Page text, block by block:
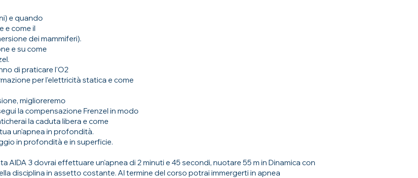
e quando
e come il
dei mammiferi).
e su come
di praticare l'O2
per l'elettricità statica e come
miglioreremo
la compensazione Frenzel in modo
la caduta libera e come
un'apnea in profondità.
in profondità e in superficie.
AIDA 3 dovrai effettuare un'apnea di 2 minuti e 45 secondi, nuotare 55 m in Dinamica con
disciplina in assetto costante. Al termine del corso potrai immergerti in apnea